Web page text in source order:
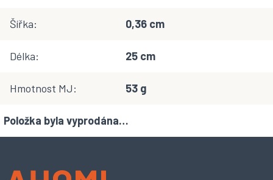
Šířka: 0,36 cm
Délka: 25 cm
Hmotnost MJ: 53 g
Položka byla vyprodána…